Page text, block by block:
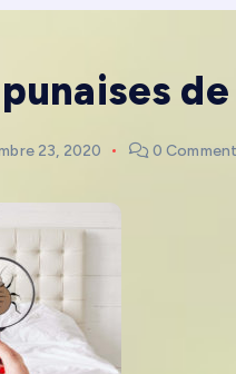
23, 2020 0